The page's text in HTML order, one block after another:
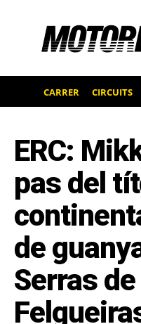
CARRER CIRCUITS
ERC:
pas del
de
Serras